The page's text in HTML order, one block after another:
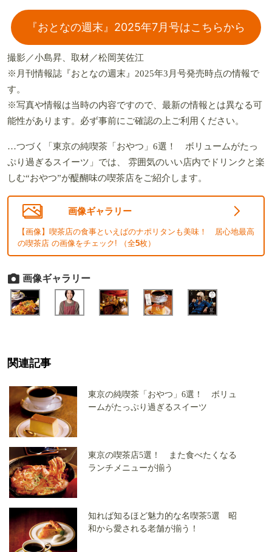
『おとなの週末』2025年7月号はこちらから
撮影／小島昇、取材／松岡芙佐江
※月刊情報誌『おとなの週末』2025年3月号発売時点の情報で
す。
※写真や情報は当時の内容ですので、最新の情報とは異なる可
能性があります。必ず事前にご確認の上ご利用ください。
…つづく「東京の純喫茶「おやつ」6選！ ボリュームがたっ
ぷり過ぎるスイーツ」では、 雰囲気のいい店内でドリンクと楽
しむ“おやつ”が醍醐味の喫茶店をご紹介します。
画像ギャラリー
【画像】喫茶店の食事といえばのナポリタンも美味！ 居心地最高
の喫茶店 の画像をチェック! （全5枚）
画像ギャラリー
関連記事
東京の純喫茶「おやつ」6選！ ボリュ
ームがたっぷり過ぎるスイーツ
東京の喫茶店5選！ また食べたくなる
ランチメニューが揃う
知れば知るほど魅力的な名喫茶5選 昭
和から愛される老舗が揃う！